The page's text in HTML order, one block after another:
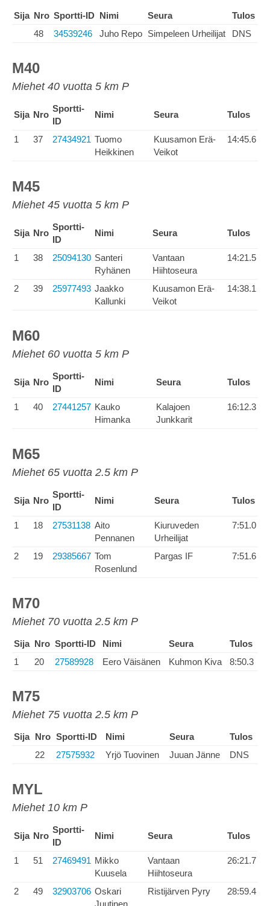
Sija Nro Sportti-ID Nimi Seura
Tulos
48
34539246 Juho Repo Simpeleen Urheilijat DNS
M40
Miehet 40 vuotta 5 km P
Sija Nro
Sportti-
ID
Nimi Seura Tulos
1 37 27434921 Tuomo
Heikkinen
Kuusamon Erä-
Veikot
14:45.6
M45
Miehet 45 vuotta 5 km P
Sija Nro
Sportti-
ID
Nimi Seura Tulos
1 38 25094130 Santeri
Ryhänen
Vantaan
Hiihtoseura
14:21.5
2 39 25977493 Jaakko
Kallunki
Kuusamon Erä-
Veikot
14:38.1
M60
Miehet 60 vuotta 5 km P
Sija Nro
Sportti-
ID
Nimi Seura Tulos
1 40 27441257 Kauko
Himanka
Kalajoen
Junkkarit
16:12.3
M65
Miehet 65 vuotta 2.5 km P
Sija Nro
Sportti-
ID
Nimi Seura Tulos
1 18 27531138 Aito
Pennanen
Kiuruveden
Urheilijat
7:51.0
2 19 29385667 Tom
Rosenlund
Pargas IF 7:51.6
M70
Miehet 70 vuotta 2.5 km P
Sija Nro Sportti-ID Nimi Seura
Tulos
1
20 27589928 Eero Väisänen Kuhmon Kiva 8:50.3
M75
Miehet 75 vuotta 2.5 km P
Sija Nro Sportti-ID Nimi Seura
Tulos
22
27575932 Yrjö Tuovinen Juuan Jänne DNS
MYL
Miehet 10 km P
Sija Nro
Sportti-
ID
Nimi Seura Tulos
1 51 27469491 Mikko
Kuusela
Vantaan
Hiihtoseura
26:21.7
2 49 32903706 Oskari
Juutinen
Ristijärven Pyry 28:59.4